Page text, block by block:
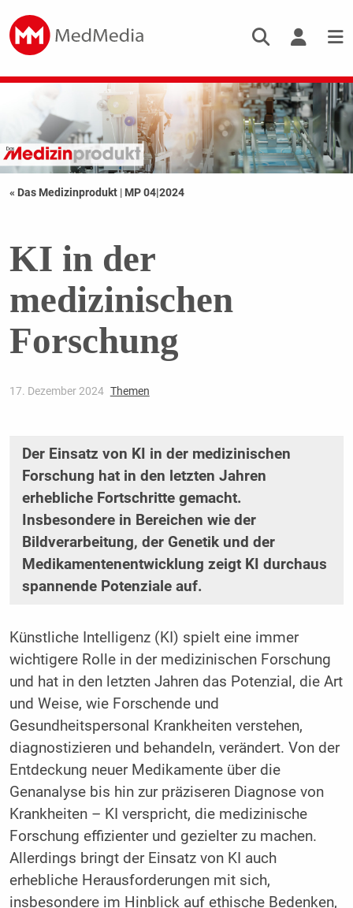
« Das Medizinprodukt | MP 04|2024
KI in der
medizinischen
Forschung
17. Dezember 2024 Themen
Der Einsatz von KI in der medizinischen
Forschung hat in den letzten Jahren
erhebliche Fortschritte gemacht.
Insbesondere in Bereichen wie der
Bildverarbeitung, der Genetik und der
Medikamentenentwicklung zeigt KI durchaus
spannende Potenziale auf.
Künstliche Intelligenz (KI) spielt eine immer
wichtigere Rolle in der medizinischen Forschung
und hat in den letzten Jahren das Potenzial, die Art
und Weise, wie Forschende und
Gesundheitspersonal Krankheiten verstehen,
diagnostizieren und behandeln, verändert. Von der
Entdeckung neuer Medikamente über die
Genanalyse bis hin zur präziseren Diagnose von
Krankheiten – KI verspricht, die medizinische
Forschung effizienter und gezielter zu machen.
Allerdings bringt der Einsatz von KI auch
erhebliche Herausforderungen mit sich,
insbesondere im Hinblick auf ethische Bedenken,